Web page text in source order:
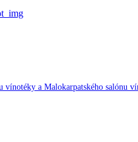
vínotéky a Malokarpatského salónu